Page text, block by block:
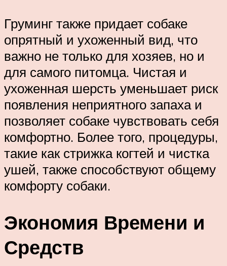
Груминг также придает собаке
опрятный и ухоженный вид, что
важно не только для хозяев, но и
для самого питомца. Чистая и
ухоженная шерсть уменьшает риск
появления неприятного запаха и
позволяет собаке чувствовать себя
комфортно. Более того, процедуры,
такие как стрижка когтей и чистка
ушей, также способствуют общему
комфорту собаки.
Экономия Времени и
Средств